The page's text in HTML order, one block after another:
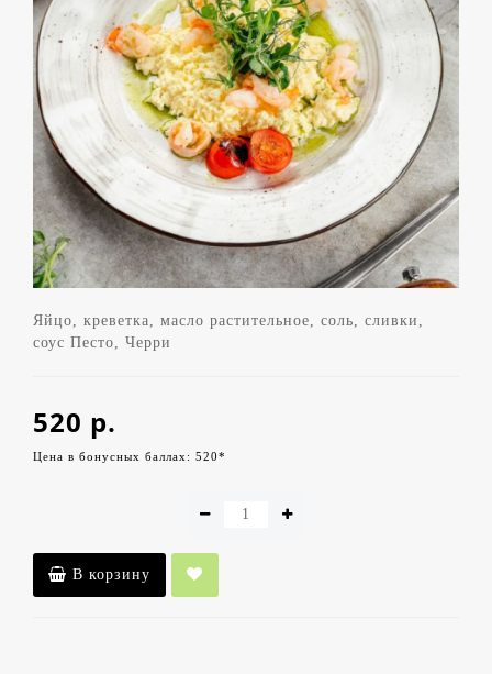
Яйцо, креветка, масло растительное, соль, сливки,
соус Песто, Черри
520 р.
Цена в бонусных баллах: 520*
В корзину